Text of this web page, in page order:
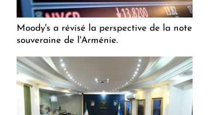
Moody's a révisé la perspective de la note
souveraine de l'Arménie.